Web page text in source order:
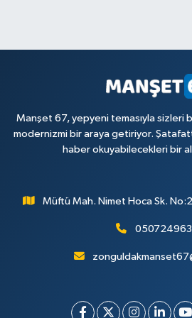
Manşet 67, yepyeni temasıyla sizleri
modernizmi bir araya getiriyor.
haber okuyabilecekleri bir
Müftü Mah. Nimet Hoca Sk.